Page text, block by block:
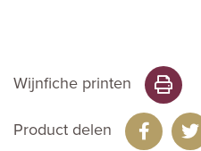
Wijnfiche printen
Product delen